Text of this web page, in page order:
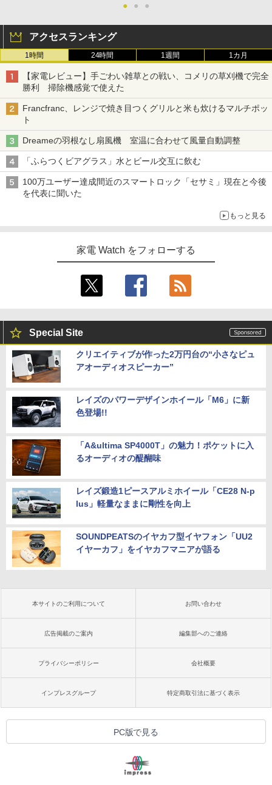
● ● ●
アクセスランキング
1時間 24時間 1週間 1カ月
【家電レビュー】手ごわい雑草との戦い、コメリの草刈機で完全
勝利 掃除機感覚で使えた
Francfranc、レンジで焼き目つくグリルと米も炊けるマルチポッ
ト
Dreameの羽根なし扇風機 室温に合わせて風量自動調整
「ふらつくビアグラス」水とビール交互に飲む
100万ユーザー達成間近のスマートロック「セサミ」現在と今後
を代表に聞いた
もっと見る
家電 Watch をフォローする
Special Site
クリエイティブが作った2万円台の“小さなピュ
アオーディオスピーカー”
レイズのパワーデザインホイール「M6」に新
色登場!!
「A&ultima SP4000T」の魅力！ポケットに入
るオーディオの醍醐味
レイズ鍛造1ピースアルミホイール「CE28 N-p
lus」軽量なままに剛性を向上
SOUNDPEATSのイヤカフ型イヤフォン「UU2
イヤーカフ」をイヤカフマニアが語る
本サイトのご利用について お問い合わせ
広告掲載のご案内 編集部へのご連絡
プライバシーポリシー 会社概要
インプレスグループ 特定商取引法に基づく表示
PC版で見る